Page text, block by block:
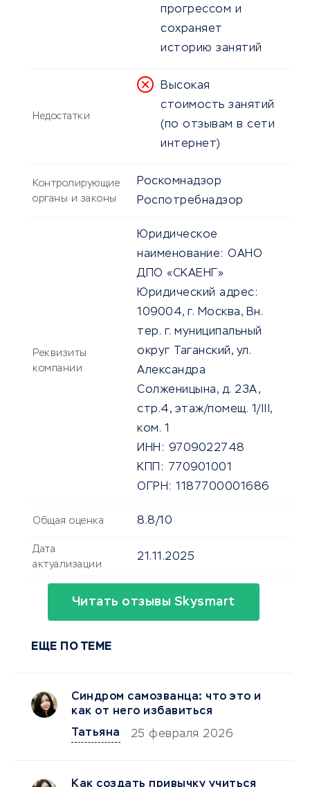
прогрессом и
сохраняет
историю занятий
Недостатки
Высокая
стоимость занятий
(по отзывам в сети
интернет)
Контролирующие
органы и законы
Роскомнадзор
Роспотребнадзор
Реквизиты
компании
Юридическое
наименование: ОАНО
ДПО «СКАЕНГ»
Юридический адрес:
109004, г. Москва, Вн.
тер. г. муниципальный
округ Таганский, ул.
Александра
Солженицына, д. 23А,
стр.4, этаж/помещ. 1/III,
ком. 1
ИНН: 9709022748
КПП:
770901001
ОГРН: 1187700001686
Общая оценка 8.8/10
Дата
актуализации
21.11.2025
Читать отзывы Skysmart
ЕЩЕ ПО ТЕМЕ
Синдром самозванца: что это и
как от него избавиться
Татьяна
25 февраля 2026
Как создать привычку учиться